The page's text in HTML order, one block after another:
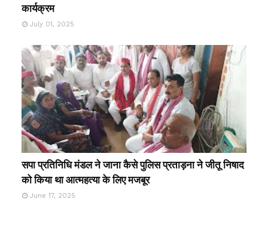
कार्यक्रम
July 01, 2025
सपा प्रतिनिधि मंडल ने जाना कैसे पुलिस प्रताड़ना ने जीतू निषाद
को किया था आत्महत्या के लिए मजबूर
June 17, 2025